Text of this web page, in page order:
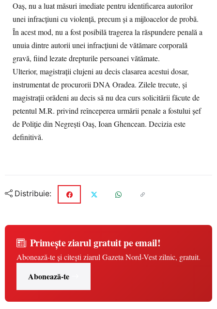
Oaş, nu a luat măsuri imediate pentru identificarea autorilor
unei infracţiuni cu violenţă, precum şi a mijloacelor de probă.
În acest mod, nu a fost posibilă tragerea la răspundere penală a
unuia dintre autorii unei infracţiuni de vătămare corporală
gravă, fiind lezate drepturile persoanei vătămate.
Ulterior, magistrații clujeni au decis clasarea acestui dosar,
instrumentat de procurorii DNA Oradea. Zilele trecute, și
magistrații orădeni au decis să nu dea curs solicitării făcute de
petentul M.R. privind reînceperea urmării penale a fostului șef
de Poliție din Negrești Oaș, Ioan Ghencean. Decizia este
definitivă.
Distribuie:
Primește ziarul gratuit pe email!
Abonează-te și citești ziarul Gazeta Nord-Vest zilnic, gratuit.
Abonează-te